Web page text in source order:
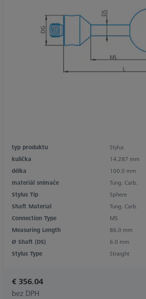
typ produktu
Stylus
kulička
14.287 mm
délka
100.0 mm
materiál snímače
Tung. Carb.
Stylus Tip
Sphere
Shaft Material
Tung. Carb.
Connection Type
M5
Measuring Length
86.0 mm
Ø Shaft (DS)
6.0 mm
Stylus Type
Straight
€ 356.04
bez DPH